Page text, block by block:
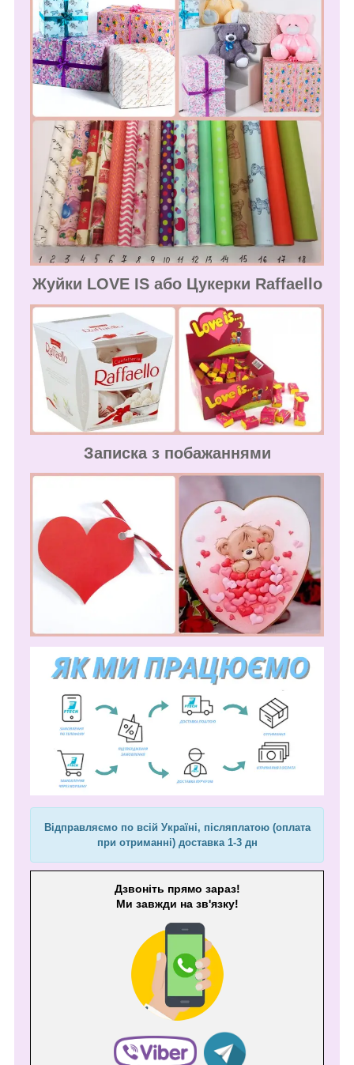
Жуйки LOVE IS або Цукерки Raffaello
Записка з побажаннями
Відправляємо по всій Україні, післяплатою (оплата
при отриманні) доставка 1-3 дн
Дзвоніть прямо зараз!
Ми завжди на зв'язку!